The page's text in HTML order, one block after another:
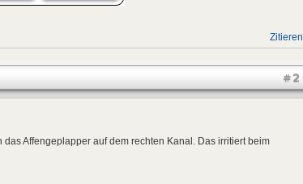
Zitieren
#2
Affengeplapper auf dem rechten Kanal. Das irritiert beim